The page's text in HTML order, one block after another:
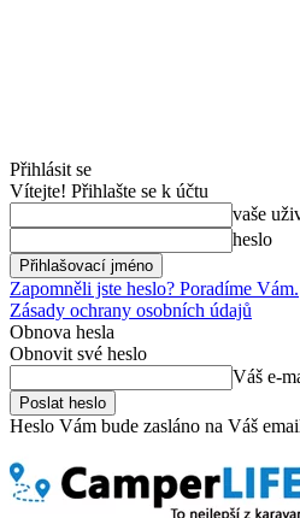
Přihlásit se
Vítejte! Přihlašte se k účtu
vaše
heslo
Zapomněli jste heslo? Poradíme Vám.
Zásady ochrany osobních údajů
Obnova hesla
Obnovit své heslo
Váš e-
Heslo Vám bude zasláno na Váš